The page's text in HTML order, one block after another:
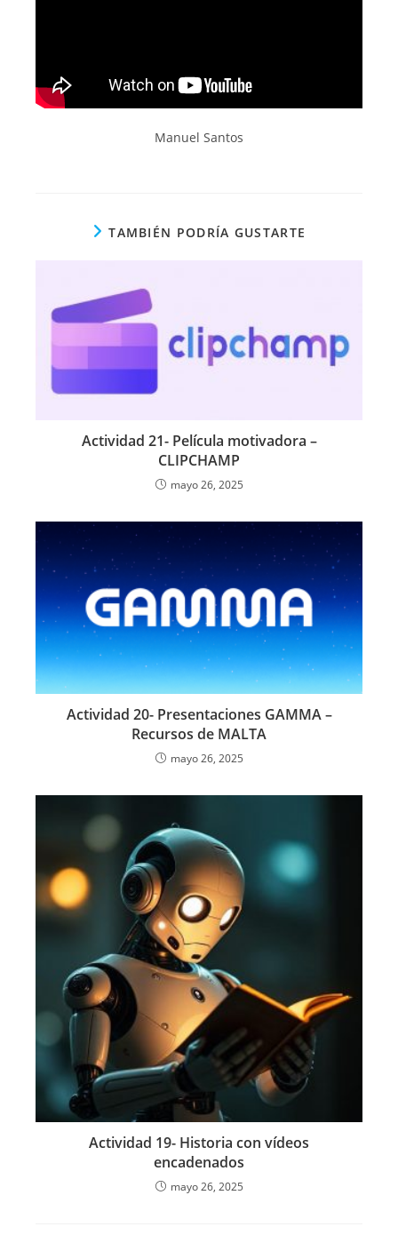
Manuel Santos
TAMBIÉN PODRÍA GUSTARTE
Actividad 21- Película motivadora –
CLIPCHAMP
mayo 26, 2025
Actividad 20- Presentaciones GAMMA –
Recursos de MALTA
mayo 26, 2025
Actividad 19- Historia con vídeos
encadenados
mayo 26, 2025